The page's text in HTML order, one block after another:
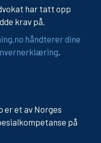
har tatt opp
krav på.
håndterer dine
er et av Norges
på